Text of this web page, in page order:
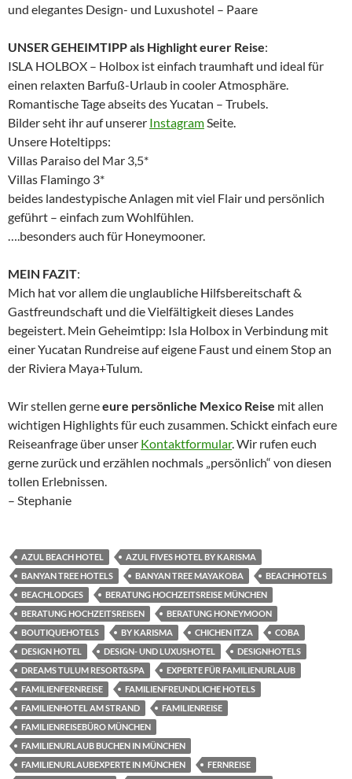
und elegantes Design- und Luxushotel – Paare
UNSER GEHEIMTIPP als Highlight eurer Reise:
ISLA HOLBOX – Holbox ist einfach traumhaft und ideal für
einen relaxten Barfuß-Urlaub in cooler Atmosphäre.
Romantische Tage abseits des Yucatan – Trubels.
Bilder seht ihr auf unserer Instagram Seite.
Unsere Hoteltipps:
Villas Paraiso del Mar 3,5*
Villas Flamingo 3*
beides landestypische Anlagen mit viel Flair und persönlich
geführt – einfach zum Wohlfühlen.
….besonders auch für Honeymooner.
MEIN FAZIT:
Mich hat vor allem die unglaubliche Hilfsbereitschaft &
Gastfreundschaft und die Vielfältigkeit dieses Landes
begeistert. Mein Geheimtipp: Isla Holbox in Verbindung mit
einer Yucatan Rundreise auf eigene Faust und einem Stop an
der Riviera Maya+Tulum.
Wir stellen gerneeure persönliche Mexico Reise mit allen
wichtigen Highlights für euch zusammen. Schickt einfach eure
Reiseanfrage über unser Kontaktformular. Wir rufen euch
gerne zurück und erzählen nochmals „persönlich“ von diesen
tollen Erlebnissen.
– Stephanie
AZUL BEACH HOTEL
AZUL FIVES HOTEL BY KARISMA
BANYAN TREE HOTELS
BANYAN TREE MAYAKOBA
BEACHHOTELS
BEACHLODGES
BERATUNG HOCHZEITSREISE MÜNCHEN
BERATUNG HOCHZEITSREISEN
BERATUNG HONEYMOON
BOUTIQUEHOTELS
BY KARISMA CHICHEN ITZA
COBA
DESIGN HOTEL
DESIGN- UND LUXUSHOTEL
DESIGNHOTELS
DREAMS TULUM RESORT&SPA
EXPERTE FÜR FAMILIENURLAUB
FAMILIENFERNREISE
FAMILIENFREUNDLICHE HOTELS
FAMILIENHOTEL AM STRAND
FAMILIENREISE
FAMILIENREISEBÜRO MÜNCHEN
FAMILIENURLAUB BUCHEN IN MÜNCHEN
FAMILIENURLAUBEXPERTE IN MÜNCHEN
FERNREISE